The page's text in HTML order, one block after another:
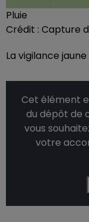
Pluie
Crédit : Capture
La vigilance
Cet élément
du dépôt de
vous
votre